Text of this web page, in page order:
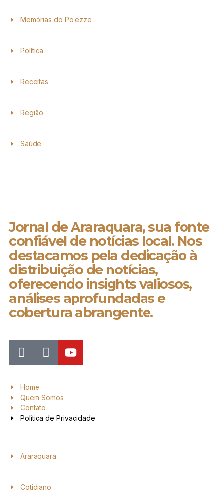
Memórias do Polezze
Política
Receitas
Região
Saúde
Jornal de Araraquara, sua fonte
confiável de notícias local. Nos
destacamos pela dedicação à
distribuição de notícias,
oferecendo insights valiosos,
análises aprofundadas e
cobertura abrangente.
Home
Quem Somos
Contato
Política de Privacidade
Araraquara
Cotidiano